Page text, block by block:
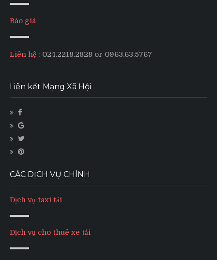
Báo giá
Liên hệ : 024.2218.2828 or 0963.63.5767
Liên kết Mạng Xã Hội
CÁC DỊCH VỤ CHÍNH
Dịch vụ taxi tải
Dịch vụ cho thuê xe tải